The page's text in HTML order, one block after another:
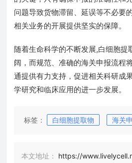
问题导致货物滞留、延误等不必要
相关业务的开展提供坚实的保障。
随着生命科学的不断发展,白细胞提
阔，而规范、准确的海关申报流程
通提供有力支持，促进相关科研成
学研究和临床应用的进一步发展。
标签： 白细胞提取物 海关
本文地址：
https://